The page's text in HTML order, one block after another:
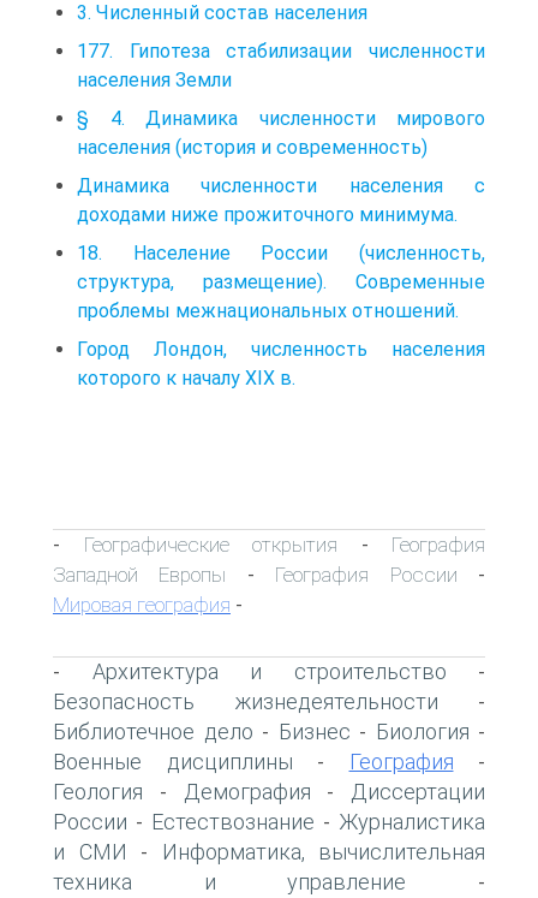
3. Численный состав населения
177. Гипотеза стабилизации численности
населения Земли
§ 4. Динамика численности мирового
населения (история и современность)
Динамика численности населения с
доходами ниже прожиточного минимума.
18. Население России (численность,
структура, размещение). Современные
проблемы межнациональных отношений.
Город Лондон, численность населения
которого к началу XIX в.
- Географические открытия - География
Западной Европы - География России -
Мировая география -
- Архитектура и строительство -
Безопасность жизнедеятельности -
Библиотечное дело - Бизнес - Биология -
Военные дисциплины - География -
Геология - Демография - Диссертации
России - Естествознание - Журналистика
и СМИ -
Информатика, вычислительная
техника и управление -